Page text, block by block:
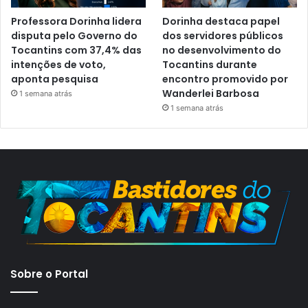
Professora Dorinha lidera
disputa pelo Governo do
Tocantins com 37,4% das
intenções de voto,
aponta pesquisa
1 semana atrás
Dorinha destaca papel
dos servidores públicos
no desenvolvimento do
Tocantins durante
encontro promovido por
Wanderlei Barbosa
1 semana atrás
Sobre o Portal